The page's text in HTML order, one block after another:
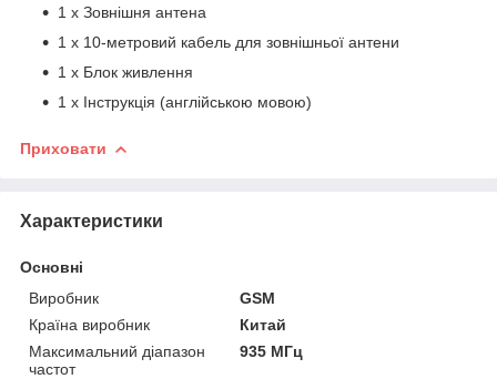
1 x Зовнішня антена
1 x 10-метровий кабель для зовнішньої антени
1 x Блок живлення
1 x Інструкція (англійською мовою)
Приховати
Характеристики
Основні
Виробник
GSM
Країна виробник
Китай
Максимальний діапазон
частот
935 МГц